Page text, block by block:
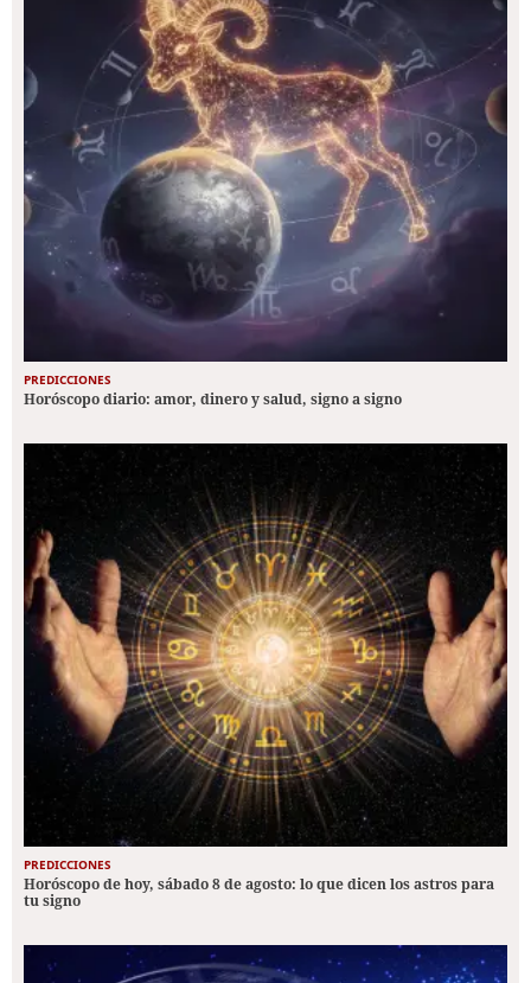
PREDICCIONES
Horóscopo diario: amor, dinero y salud, signo a signo
PREDICCIONES
Horóscopo de hoy, sábado 8 de agosto: lo que dicen los astros para
tu signo